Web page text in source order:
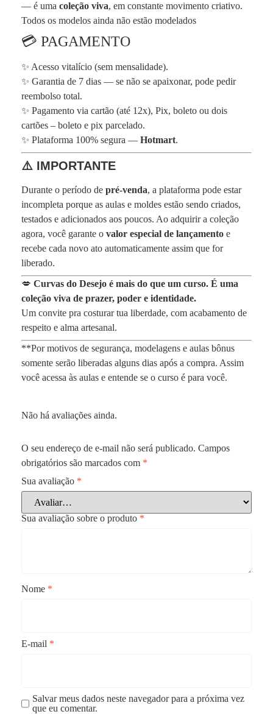
— é uma coleção viva, em constante movimento criativo.
Todos os modelos ainda não estão modelados
💳 PAGAMENTO
✨ Acesso vitalício (sem mensalidade).
✨ Garantia de 7 dias — se não se apaixonar, pode pedir
reembolso total.
✨ Pagamento via cartão (até 12x), Pix, boleto ou dois
cartões – boleto e pix parcelado.
✨ Plataforma 100% segura — Hotmart.
⚠️ IMPORTANTE
Durante o período de pré-venda, a plataforma pode estar
incompleta porque as aulas e moldes estão sendo criados,
testados e adicionados aos poucos. Ao adquirir a coleção
agora, você garante o valor especial de lançamento e
recebe cada novo ato automaticamente assim que for
liberado.
💋 Curvas do Desejo é mais do que um curso. É uma
coleção viva de prazer, poder e identidade.
Um convite pra costurar tua liberdade, com acabamento de
respeito e alma artesanal.
**Por motivos de segurança, modelagens e aulas bônus
somente serão liberadas alguns dias após a compra. Assim
você acessa às aulas e entende se o curso é para você.
Não há avaliações ainda.
O seu endereço de e-mail não será publicado. Campos
obrigatórios são marcados com *
Sua avaliação *
Sua avaliação sobre o produto *
Nome *
E-mail *
Salvar meus dados neste navegador para a próxima vez
que eu comentar.